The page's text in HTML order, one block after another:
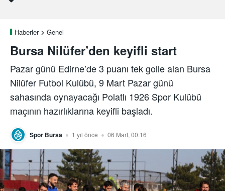
Haberler Genel
Bursa Nilüfer’den keyifli start
Pazar günü Edirne’de 3 puanı tek golle alan Bursa
Nilüfer Futbol Kulübü, 9 Mart Pazar günü
sahasında oynayacağı Polatlı 1926 Spor Kulübü
maçının hazırlıklarına keyifli başladı.
Spor Bursa 1 yıl önce 06 Mart, 00:16